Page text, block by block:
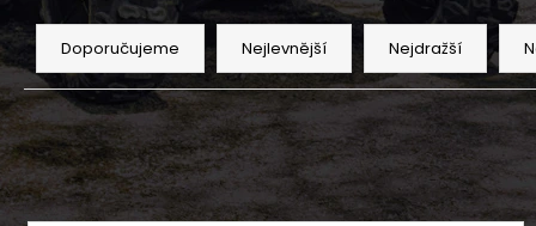
Ř
a
z
e
n
í
p
Doporučujeme Nejlevnější Nejdražší